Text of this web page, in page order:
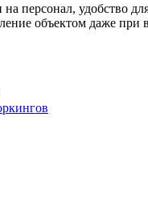
персонал, удобство
объектом даже при